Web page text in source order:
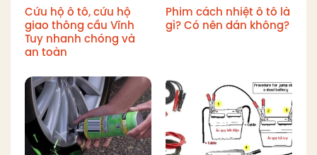
Cứu hộ ô tô, cứu hộ
giao thông cầu Vĩnh
Tuy nhanh chóng và
an toàn
Phim cách nhiệt ô tô là
gì? Có nên dán không?